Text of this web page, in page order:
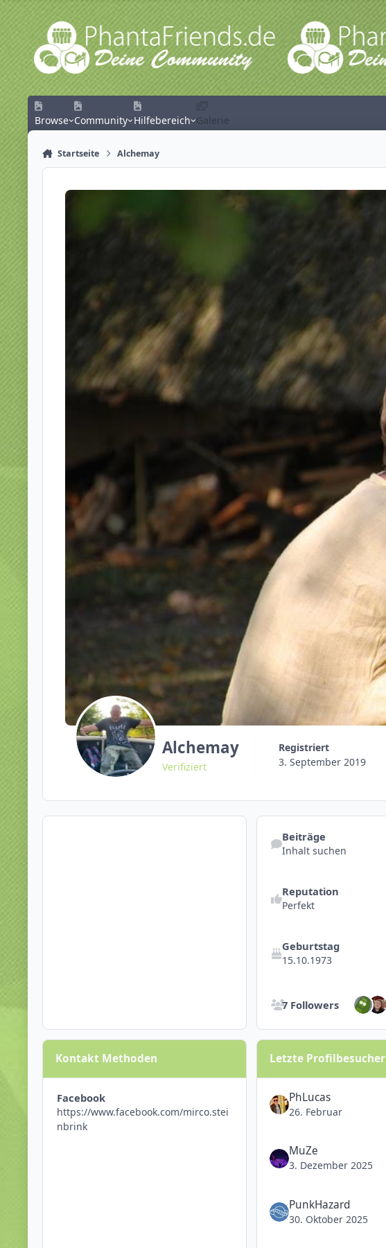
Zum Inhalt springen
Browse Community Hilfebereich Galerie
Startseite Alchemay
Alchemay
Verifiziert
Registriert
3. September 2019
Inhalt suchen
Beiträge
Inhalt suchen
Reputation
Perfekt
Geburtstag
15.10.1973
7 Followers
Kontakt Methoden
Facebook
https://www.facebook.com/mirco.stei
nbrink
Letzte Profilbesucher
PhLucas
26. Februar
MuZe
3. Dezember 2025
PunkHazard
30. Oktober 2025